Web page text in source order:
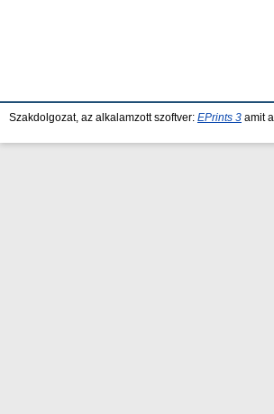
Szakdolgozat, az alkalamzott szoftver: EPrints 3 amit a